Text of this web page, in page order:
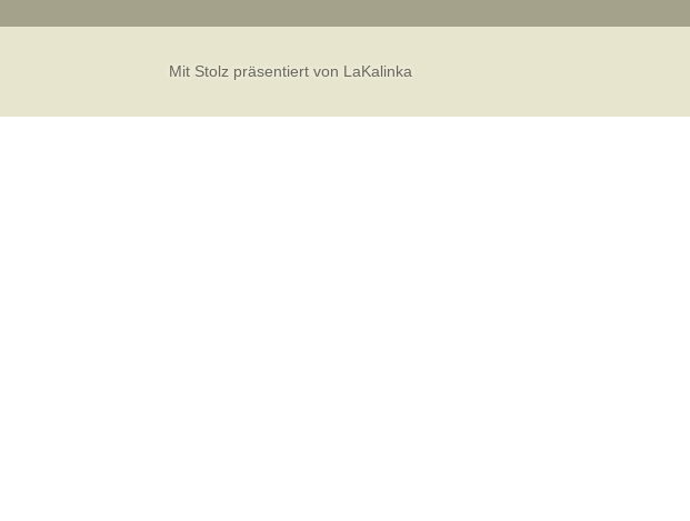
Mit Stolz präsentiert von LaKalinka